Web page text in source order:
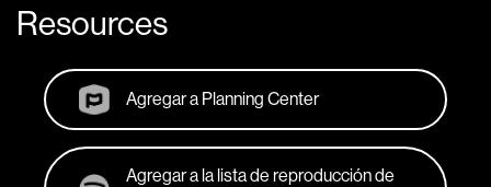
Resources
Agregar a Planning Center
Agregar a la lista de reproducción de